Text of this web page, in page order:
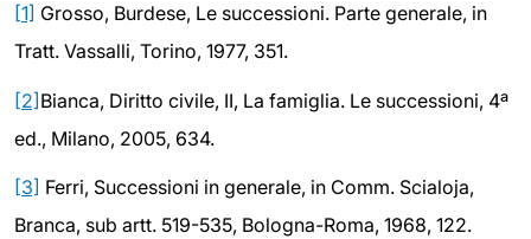
[1] Grosso, Burdese, Le successioni. Parte generale, in
Tratt. Vassalli, Torino, 1977, 351.
[2]Bianca, Diritto civile, II, La famiglia. Le successioni, 4ª
ed., Milano, 2005, 634.
[3] Ferri, Successioni in generale, in Comm. Scialoja,
Branca, sub artt. 519-535, Bologna-Roma, 1968, 122.